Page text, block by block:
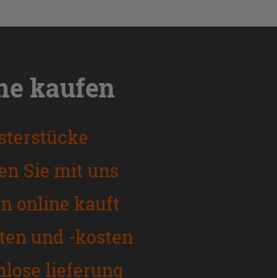
kaufen
Sie mit uns
online kauft
und -kosten
lieferung